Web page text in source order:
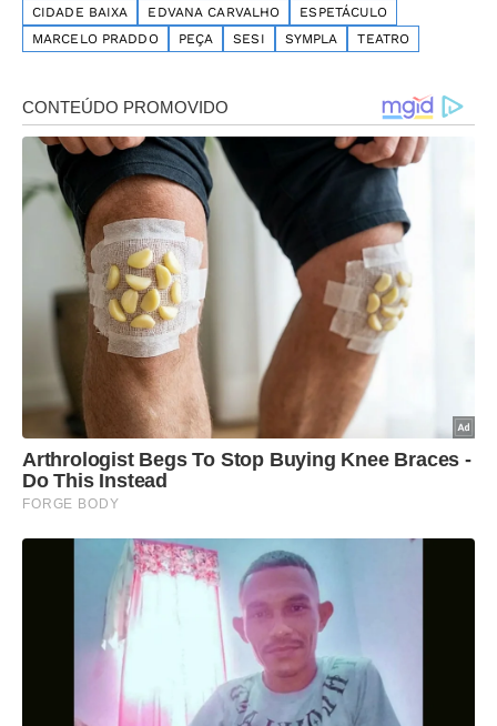
CIDADE BAIXA EDVANA CARVALHO
ESPETÁCULO
MARCELO PRADDO
PEÇA SESI SYMPLA TEATRO